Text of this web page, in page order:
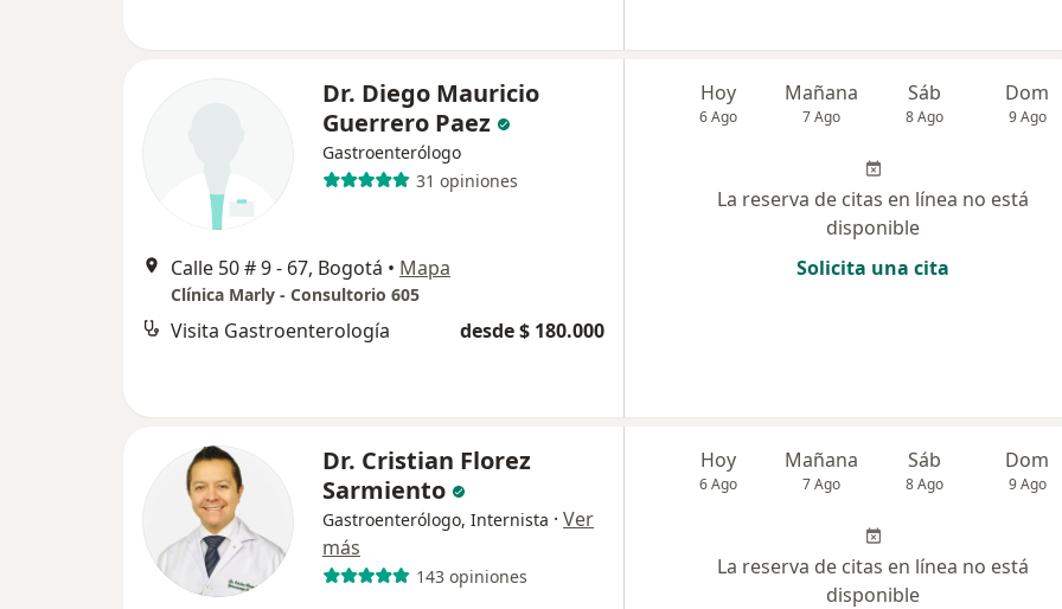
Dr. Diego Mauricio
Guerrero Paez
Gastroenterólogo
31 opiniones
Calle 50 # 9 - 67, Bogotá • Mapa
Clínica Marly - Consultorio 605
Visita Gastroenterología desde $ 180.000
Hoy
6 Ago
Mañana
7 Ago
Sáb
8 Ago
Dom
9 Ago
La reserva de citas en línea no está
disponible
Solicita una cita
Dr. Cristian Florez
Sarmiento
Gastroenterólogo, Internista · Ver
más
143 opiniones
Hoy
6 Ago
Mañana
7 Ago
Sáb
8 Ago
Dom
9 Ago
La reserva de citas en línea no está
disponible